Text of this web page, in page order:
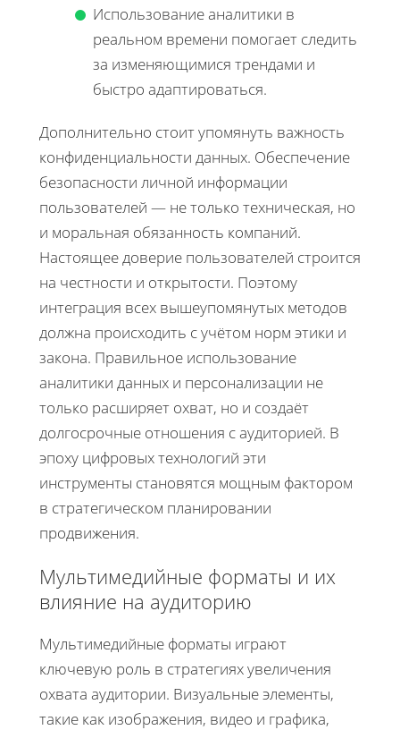
Использование аналитики в
реальном времени помогает следить
за изменяющимися трендами и
быстро адаптироваться.
Дополнительно стоит упомянуть важность
конфиденциальности данных. Обеспечение
безопасности личной информации
пользователей — не только техническая, но
и моральная обязанность компаний.
Настоящее доверие пользователей строится
на честности и открытости. Поэтому
интеграция всех вышеупомянутых методов
должна происходить с учётом норм этики и
закона. Правильное использование
аналитики данных и персонализации не
только расширяет охват, но и создаёт
долгосрочные отношения с аудиторией. В
эпоху цифровых технологий эти
инструменты становятся мощным фактором
в стратегическом планировании
продвижения.
Мультимедийные форматы и их
влияние на аудиторию
Мультимедийные форматы играют
ключевую роль в стратегиях увеличения
охвата аудитории. Визуальные элементы,
такие как изображения, видео и графика,